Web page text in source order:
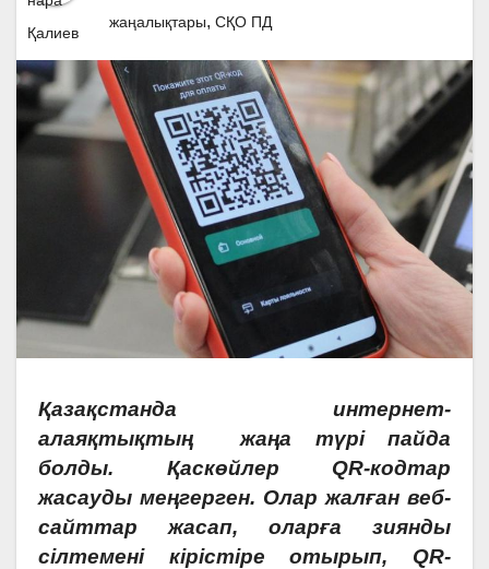
жаңалықтары, СҚО ПД
Қазақстанда интернет-
алаяқтықтың жаңа түрі пайда
болды. Қаскөйлер QR-кодтар
жасауды меңгерген. Олар жалған веб-
сайттар жасап, оларға зиянды
сілтемені кірістіре отырып, QR-